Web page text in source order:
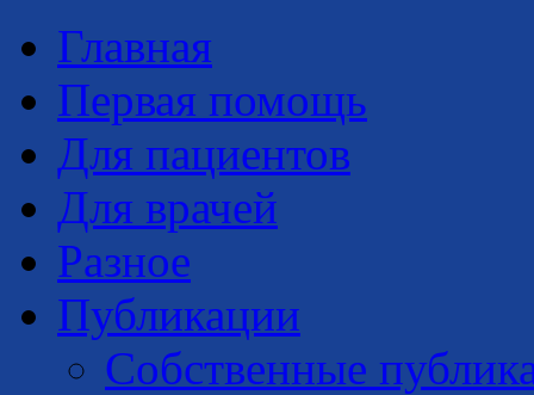
Главная
Первая помощь
Для пациентов
Для врачей
Разное
Публикации
Собственные